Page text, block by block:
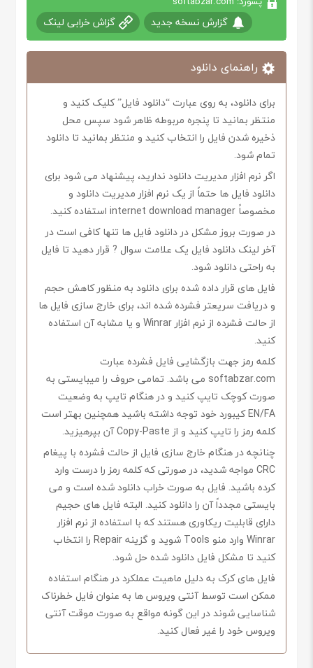
گزارش نسخه جدید گزاش خرابی لینک
راهنمای دانلود
برای دانلود، به روی عبارت “دانلود فایل” کلیک کنید و
منتظر بمانید تا پنجره مربوطه ظاهر شود سپس محل
ذخیره شدن فایل را انتخاب کنید و منتظر بمانید تا دانلود
تمام شود.
اگر نرم افزار مدیریت دانلود ندارید، پیشنهاد می شود برای
دانلود فایل ها حتماً از یک نرم افزار مدیریت دانلود و
مخصوصاً internet download manager استفاده کنید.
در صورت بروز مشکل در دانلود فایل ها تنها کافی است در
آخر لینک دانلود فایل یک علامت سوال ? قرار دهید تا فایل
به راحتی دانلود شود.
فایل های قرار داده شده برای دانلود به منظور کاهش حجم
و دریافت سریعتر فشرده شده اند، برای خارج سازی فایل ها
از حالت فشرده از نرم افزار Winrar و یا مشابه آن استفاده
کنید.
کلمه رمز جهت بازگشایی فایل فشرده عبارت
softabzar.com می باشد. تمامی حروف را میبایستی به
صورت کوچک تایپ کنید و در هنگام تایپ به وضعیت
EN/FA کیبورد خود توجه داشته باشید همچنین بهتر است
کلمه رمز را تایپ کنید و از Copy-Paste آن بپرهیزید.
چنانچه در هنگام خارج سازی فایل از حالت فشرده با پیغام
CRC مواجه شدید، در صورتی که کلمه رمز را درست وارد
کرده باشید. فایل به صورت خراب دانلود شده است و می
بایستی مجدداً آن را دانلود کنید. البته فایل های حجیم
دارای قابلیت ریکاوری هستند که با استفاده از نرم افزار
Winrar وارد منو Tools شوید و گزینه Repair را انتخاب
کنید تا مشکل فایل دانلود شده حل شود.
فایل های کرک به دلیل ماهیت عملکرد در هنگام استفاده
ممکن است توسط آنتی ویروس ها به عنوان فایل خطرناک
شناسایی شوند در این گونه مواقع به صورت موقت آنتی
ویروس خود را غیر فعال کنید.